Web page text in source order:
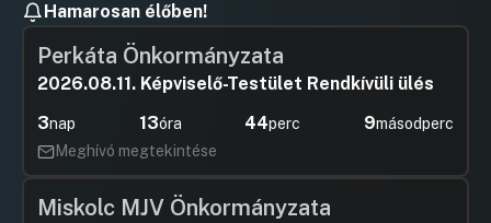
24./ Térfigyelő kamerarendszer
helyszíneinek meghatározása
HozzászólásokUgrás a napirendi pontra
25./ Kutyafuttatók 2019. évi
tartalom bemutatása
HozzászólásokUgrás a napirendi pontra
26./ Intézkedéscsomag a zuglói
fogyatékkal élő embertársaink
élethelyzetének javítása
Hamarosan élőben!
Perkáta Önkormányzata
2026.08.11. Képviselő-Testület Rendkívüli ülés
3nap 13óra 44perc 9másodperc
Meghívó megtekintése
Miskolc MJV Önkormányzata